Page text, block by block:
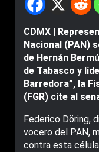
CDMX |
Nacional (PAN)
de Hernán
de Tabasco y
Barredora”, la
(FGR) cite al
Federico Döring,
vocero del PAN,
contra esta